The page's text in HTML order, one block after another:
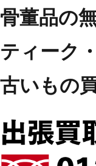
骨董品の
ティーク
古いもの